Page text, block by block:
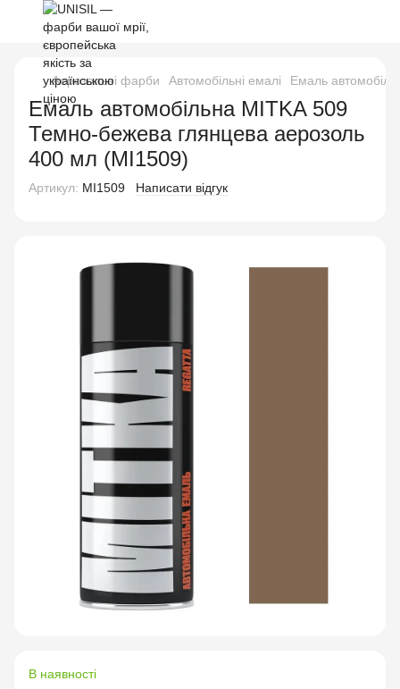
Аерозольні фарби Автомобільні емалі Емаль
Емаль автомобільна MITKA 509
Темно-бежева глянцева аерозоль
400 мл (MI1509)
Артикул: MI1509 Написати відгук
В наявності